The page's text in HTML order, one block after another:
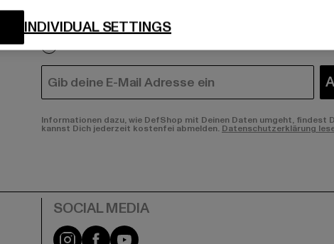
MÄNNER
FRAUEN
E-MAIL
Informationen dazu, wie DefShop mit Deinen Daten umgeht, findest
kannst Dich jederzeit kostenfei abmelden.Datenschutzerklärung
Instagram
FacebookYouTube
INDIVIDUAL SETTINGS